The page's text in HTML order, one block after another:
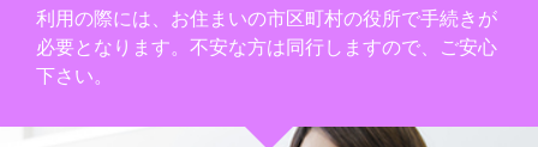
利用の際には、お住まいの市区町村の役所で手続きが
必要となります。不安な方は同行しますので、ご安心
下さい。